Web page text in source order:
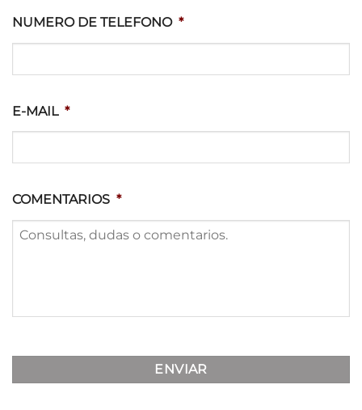
NUMERO DE TELEFONO *
E-MAIL *
COMENTARIOS *